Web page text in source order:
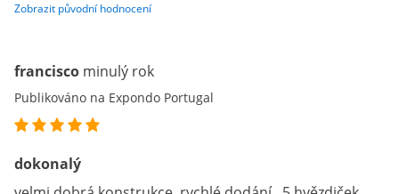
Zobrazit původní hodnocení
francisco minulý rok
Publikováno na Expondo Portugal
dokonalý